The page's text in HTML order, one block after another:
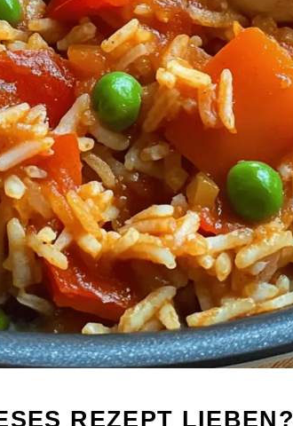
REZEPT LIEBEN?